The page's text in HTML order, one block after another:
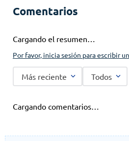
Comentarios
Cargando el resumen…
Por favor, inicia sesión para escribir
Más reciente Todos
Cargando comentarios…